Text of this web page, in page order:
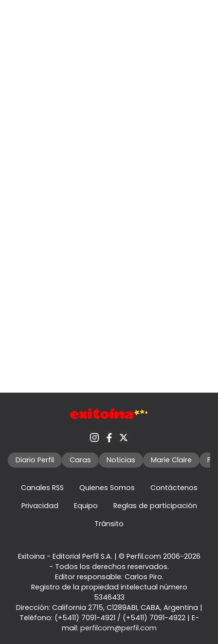
Diario Perfil Caras Noticias Marie Claire
Canales RSS Quienes Somos
Contáctenos
Privacidad
Equipo
Reglas de participación
Tránsito
Exitoina - Editorial Perfil S.A. | © Perfil.com 2006-2026
- Todos los derechos reservados.
Editor responsable: Carlos Piro.
Registro de la propiedad intelectual número
5346433
Dirección: California 2715, C1289ABI, CABA, Argentina |
Teléfono: (+5411) 7091-4921 / (+5411) 7091-4922| E-
mail: perfilcom@perfil.com